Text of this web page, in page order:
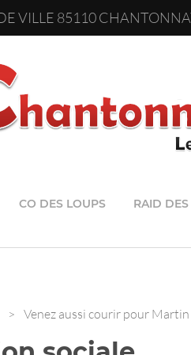
VILLE 85110
CO DES LOUPS RAID
> Venez aussi courir pour Martin